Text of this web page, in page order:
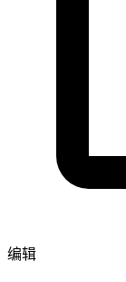
编辑